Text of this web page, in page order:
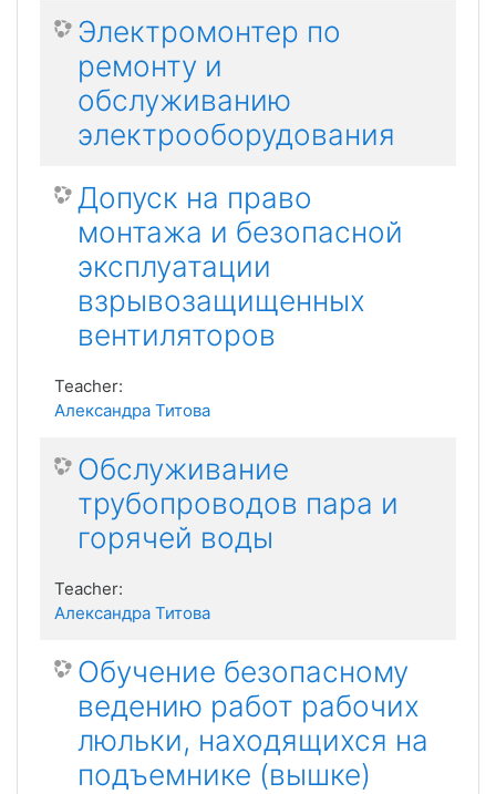
Электромонтер по
ремонту и
обслуживанию
электрооборудования
Допуск на право
монтажа и безопасной
эксплуатации
взрывозащищенных
вентиляторов
Teacher:
Александра Титова
Обслуживание
трубопроводов пара и
горячей воды
Teacher:
Александра Титова
Обучение безопасному
ведению работ рабочих
люльки, находящихся на
подъемнике (вышке)